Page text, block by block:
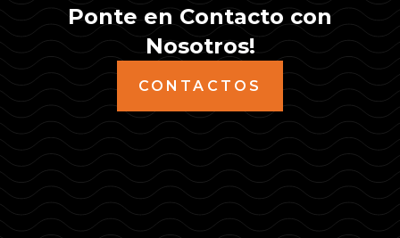
Ponte en Contacto con
Nosotros!
CONTACTOS